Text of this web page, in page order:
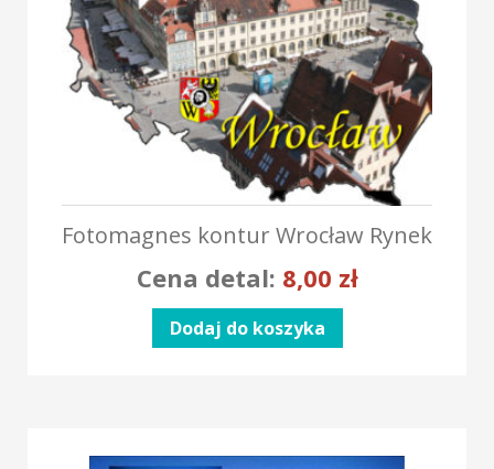
Fotomagnes kontur Wrocław Rynek
Cena detal: 8,00 zł
Dodaj do koszyka